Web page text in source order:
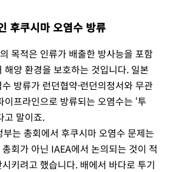
후쿠시마 오염수 방류
목적은 인류가 배출한 방사능을 포함
해양 환경을 보호하는 것입니다. 일본
방류가 런던협약·런던의정서와 무관
프라인으로 방류되는 오염수는 ‘투
고 말이죠.
는 총회에서 후쿠시마 오염수 문제는
회가 아닌 IAEA에서 논의되는 것이 적
키려고 했습니다. 배에서 바다로 투기